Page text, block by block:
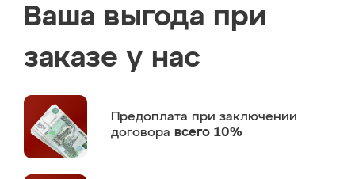
Ваша выгода при
заказе у нас
Предоплата при заключении
договора всего 10%